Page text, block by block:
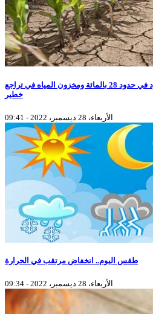
وزارة الفلاحة: نسبة إمتلاء السدود في حدود 28 بالمائة ومخزون المياه في تراجع
خطير
الأربعاء، 28 ديسمبر، 2022 - 09:41
طقس اليوم.. انخفاض مرتقب في الحرارة
الأربعاء، 28 ديسمبر، 2022 - 09:34